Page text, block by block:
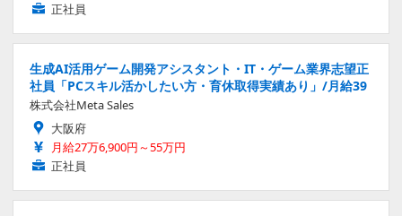
正社員
生成AI活用ゲーム開発アシスタント・IT・ゲーム業界志望正
社員「PCスキル活かしたい方・育休取得実績あり」/月給39
株式会社Meta Sales
大阪府
月給27万6,900円～55万円
正社員